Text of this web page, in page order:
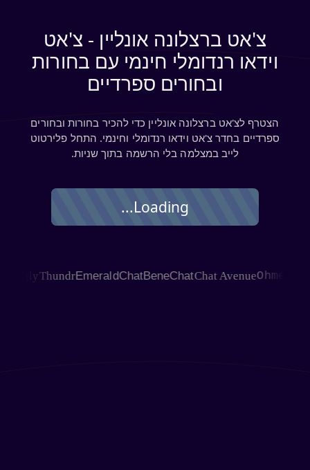
צ'אט ברצלונה אונליין - צ'אט
וידאו רנדומלי חינמי עם בחורות
ובחורים ספרדיים
הצטרף לצ'אט ברצלונה אונליין כדי להכיר בחורות ובחורים
ספרדיים בחדר צ'אט וידאו רנדומלי וחינמי. התחל פלירטוט
לייב במצלמה בלי הרשמה בתוך שניות.
Loading...
Chat Avenue
BeneChat
EmeraldChat
Thundr
Joingly